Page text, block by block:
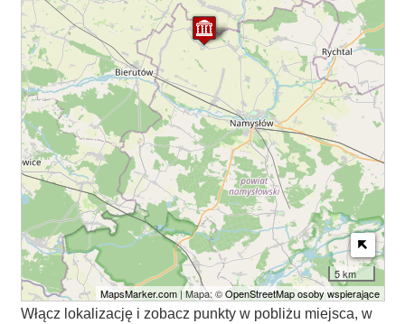
5 km
MapsMarker.com| Mapa: ©OpenStreetMap osoby wspierające
Włącz lokalizację i zobacz punkty w pobliżu miejsca, w